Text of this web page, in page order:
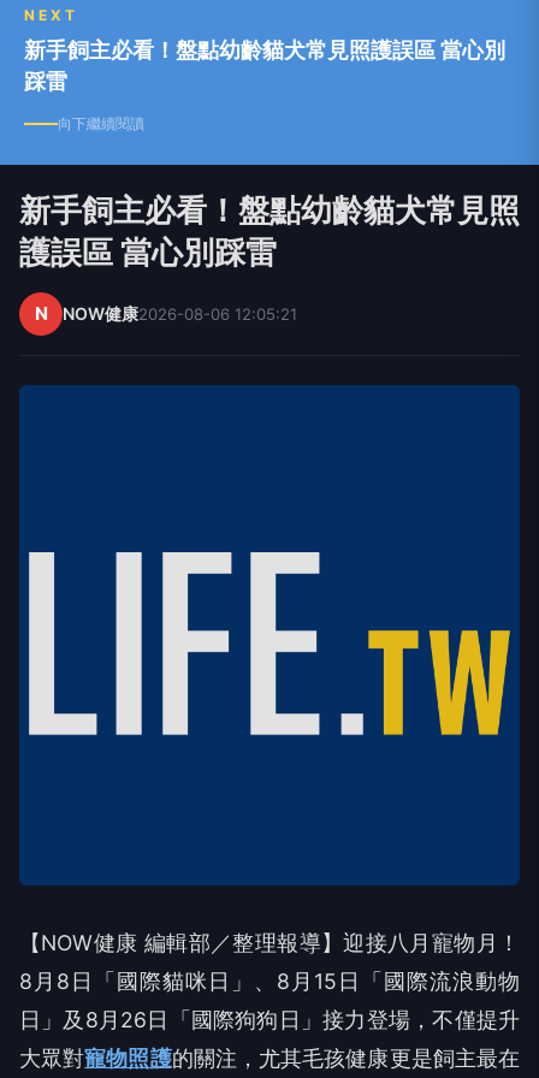
NEXT
新手飼主必看！盤點幼齡貓犬常見照護誤區 當心別
踩雷
向下繼續閱讀
新手飼主必看！盤點幼齡貓犬常見照
護誤區 當心別踩雷
N NOW健康2026-08-06 12:05:21
【NOW健康 編輯部／整理報導】迎接八月寵物月！
8月8日「國際貓咪日」、8月15日「國際流浪動物
日」及8月26日「國際狗狗日」接力登場，不僅提升
大眾對寵物照護的關注，尤其毛孩健康更是飼主最在